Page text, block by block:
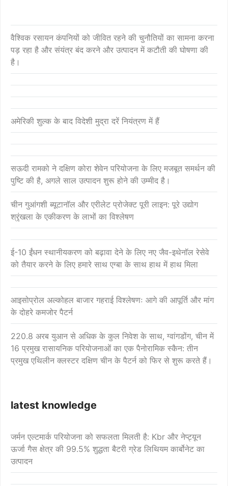
वैश्विक रसायन कंपनियों को जीवित रहने की चुनौतियों का सामना करना
पड़ रहा है और संयंत्र बंद करने और उत्पादन में कटौती की घोषणा की
है।
अमेरिकी शुल्क के बाद विदेशी मुद्रा दरें नियंत्रण में हैं
सऊदी रामको ने दक्षिण कोरा शेवेन परियोजना के लिए मजबूत समर्थन की
पुष्टि की है, अगले साल उत्पादन शुरू होने की उम्मीद है।
चीन गुआंगशी ब्यूटानॉल और एरीलेट प्रोजेक्ट पूरी लाइन: पूरे उद्योग
श्रृंखला के एकीकरण के लाभों का विश्लेषण
ई-10 ईंधन स्थानीयकरण को बढ़ावा देने के लिए नए जैव-इथेनॉल रेसेवे
को तैयार करने के लिए हमारे साथ एग्बा के साथ हाथ में हाथ मिला
आइसोप्रोल अल्कोहल बाजार गहराई विश्लेषणः आगे की आपूर्ति और मांग
के दोहरे कमजोर पैटर्न
220.8 अरब युआन से अधिक के कुल निवेश के साथ, ग्वांगडोंग, चीन में
16 प्रमुख रासायनिक परियोजनाओं का एक पैनोरामिक स्कैन: तीन
प्रमुख एथिलीन क्लस्टर दक्षिण चीन के पैटर्न को फिर से शुरू करते हैं।
latest knowledge
जर्मन एल्टमार्क परियोजना को सफलता मिलती है: Kbr और नेप्ट्यून
ऊर्जा गैस क्षेत्र की 99.5% शुद्धता बैटरी ग्रेड लिथियम कार्बोनेट का
उत्पादन